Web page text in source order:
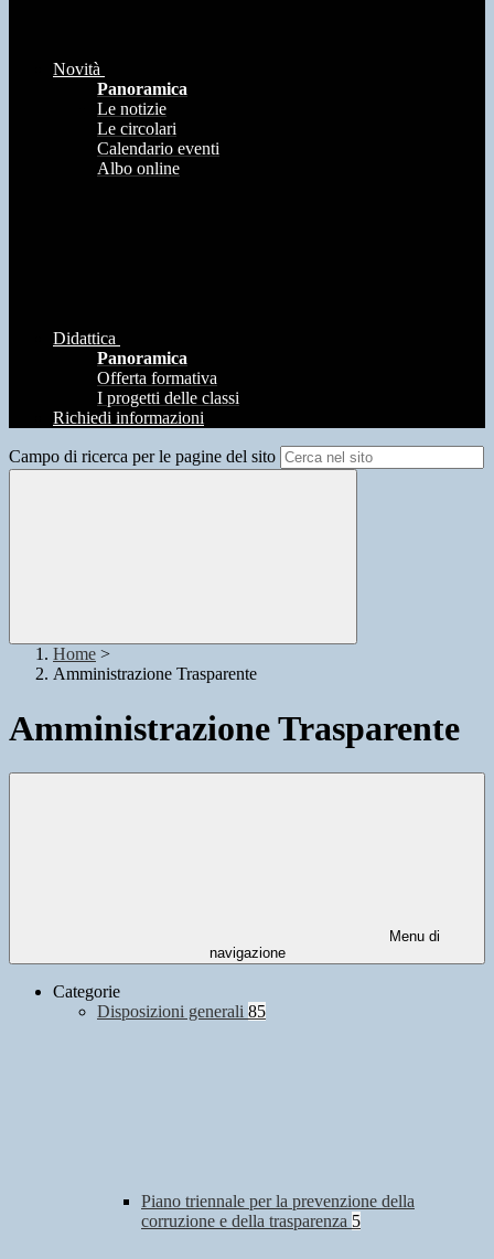
Novità
Panoramica
Le notizie
Le circolari
Calendario eventi
Albo online
Didattica
Panoramica
Offerta formativa
I progetti delle classi
Richiedi informazioni
Campo di ricerca per le pagine del sito
Home >
Amministrazione Trasparente
Amministrazione Trasparente
Menu di
navigazione
Categorie
Disposizioni generali 85
Piano triennale per la prevenzione della
corruzione e della trasparenza 5